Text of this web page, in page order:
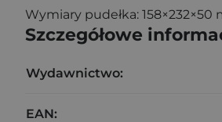
Wymiary pudełka: 158×232×50
Szczegółowe
Wydawnictwo:
EAN: